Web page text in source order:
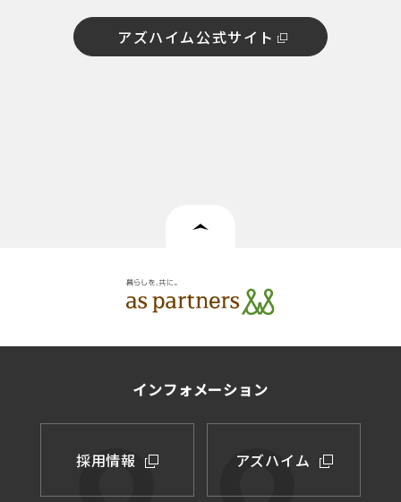
アズハイム公式サイト
インフォメーション
採用情報 アズハイム